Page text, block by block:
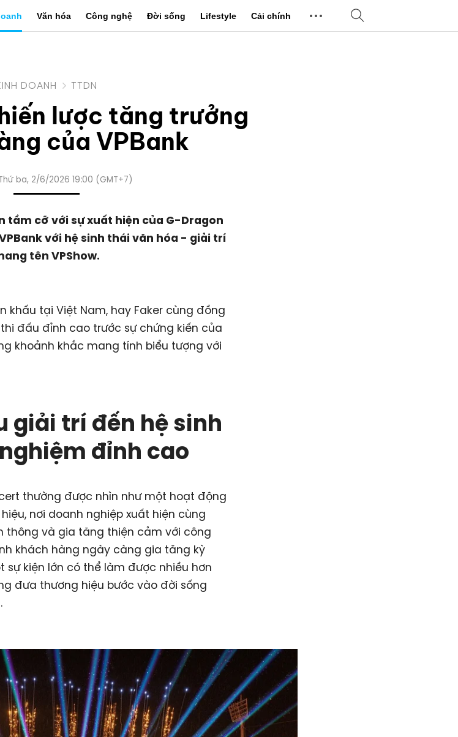
Văn hóa Công nghệ Đời sống Lifestyle Cải chính
DOANH TTDN
lược tăng trưởng
của VPBank
ba, 2/6/2026 19:00 (GMT+7)
tầm cỡ với sự xuất hiện của G-Dragon
với hệ sinh thái văn hóa - giải trí
tên VPShow.
khấu tại Việt Nam, hay Faker cùng đồng
đấu đỉnh cao trước sự chứng kiến của
khoảnh khắc mang tính biểu tượng với
giải trí đến hệ sinh
đỉnh cao
thường được nhìn như một hoạt động
nơi doanh nghiệp xuất hiện cùng
thông và gia tăng thiện cảm với công
khách hàng ngày càng gia tăng kỳ
sự kiện lớn có thể làm được nhiều hơn
đưa thương hiệu bước vào đời sống